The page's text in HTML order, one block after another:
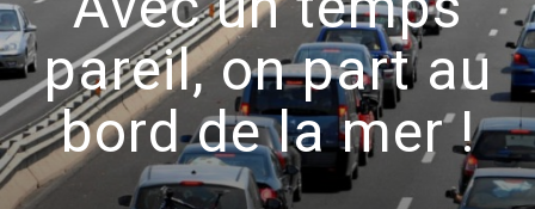
pareil, on part au
bord de la mer !